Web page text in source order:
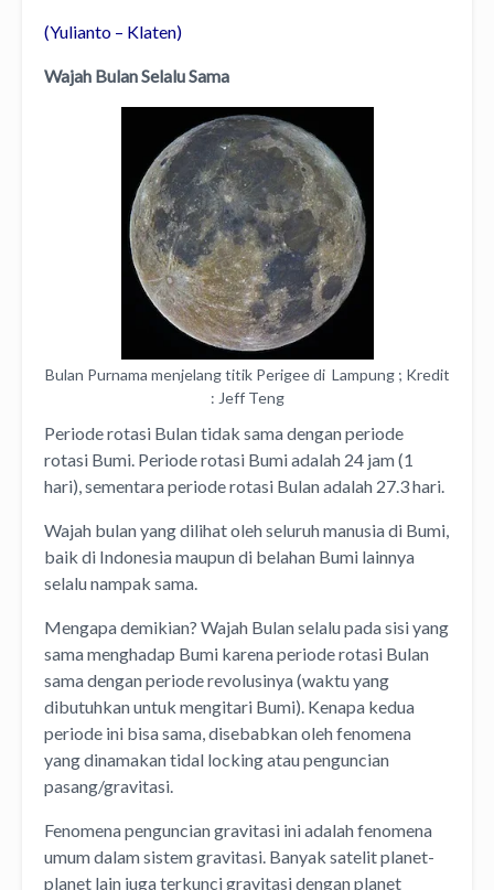
(Yulianto – Klaten)
Wajah Bulan Selalu Sama
Bulan Purnama menjelang titik Perigee di Lampung ; Kredit
: Jeff Teng
Periode rotasi Bulan tidak sama dengan periode
rotasi Bumi. Periode rotasi Bumi adalah 24 jam (1
hari), sementara periode rotasi Bulan adalah 27.3 hari.
Wajah bulan yang dilihat oleh seluruh manusia di Bumi,
baik di Indonesia maupun di belahan Bumi lainnya
selalu nampak sama.
Mengapa demikian? Wajah Bulan selalu pada sisi yang
sama menghadap Bumi karena periode rotasi Bulan
sama dengan periode revolusinya (waktu yang
dibutuhkan untuk mengitari Bumi). Kenapa kedua
periode ini bisa sama, disebabkan oleh fenomena
yang dinamakan tidal locking atau penguncian
pasang/gravitasi.
Fenomena penguncian gravitasi ini adalah fenomena
umum dalam sistem gravitasi. Banyak satelit planet-
planet lain juga terkunci gravitasi dengan planet